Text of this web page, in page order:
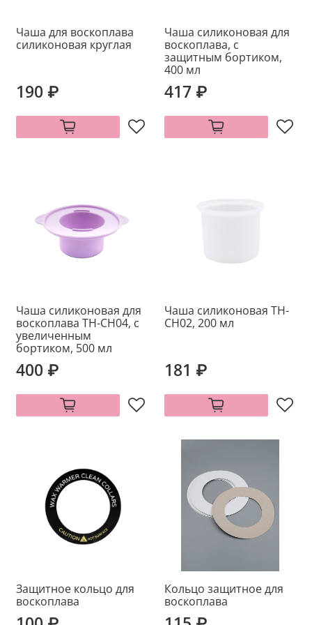
Чаша для воскоплава
силиконовая круглая
190 ₽
Чаша силиконовая для
воскоплава, с
защитным бортиком,
400 мл
417 ₽
Чаша силиконовая для
воскоплава ТН-CH04, с
увеличенным
бортиком, 500 мл
400 ₽
Чаша силиконовая ТН-
CH02, 200 мл
181 ₽
Защитное кольцо для
воскоплава
Кольцо защитное для
воскоплава